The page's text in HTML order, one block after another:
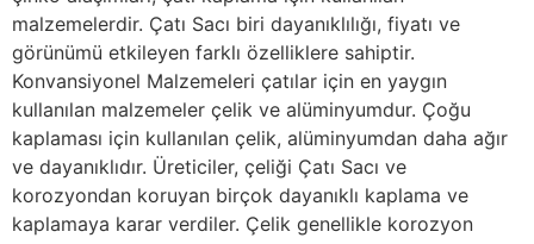
malzemelerdir. Çatı Sacı biri dayanıklılığı, fiyatı ve
görünümü etkileyen farklı özelliklere sahiptir.
Konvansiyonel Malzemeleri çatılar için en yaygın
kullanılan malzemeler çelik ve alüminyumdur. Çoğu
kaplaması için kullanılan çelik, alüminyumdan daha ağır
ve dayanıklıdır. Üreticiler, çeliği Çatı Sacı ve
korozyondan koruyan birçok dayanıklı kaplama ve
kaplamaya karar verdiler. Çelik genellikle korozyon